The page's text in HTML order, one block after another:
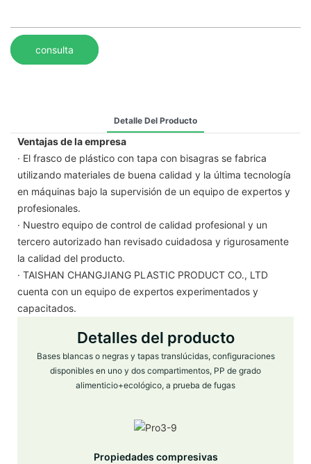
consulta
Detalle Del Producto
Ventajas de la empresa
· El frasco de plástico con tapa con bisagras se fabrica
utilizando materiales de buena calidad y la última tecnología
en máquinas bajo la supervisión de un equipo de expertos y
profesionales.
· Nuestro equipo de control de calidad profesional y un
tercero autorizado han revisado cuidadosa y rigurosamente
la calidad del producto.
· TAISHAN CHANGJIANG PLASTIC PRODUCT CO., LTD
cuenta con un equipo de expertos experimentados y
capacitados.
Detalles del producto
Bases blancas o negras y tapas translúcidas, configuraciones
disponibles en uno y dos compartimentos, PP de grado
alimenticio+ecológico, a prueba de fugas
Propiedades compresivas